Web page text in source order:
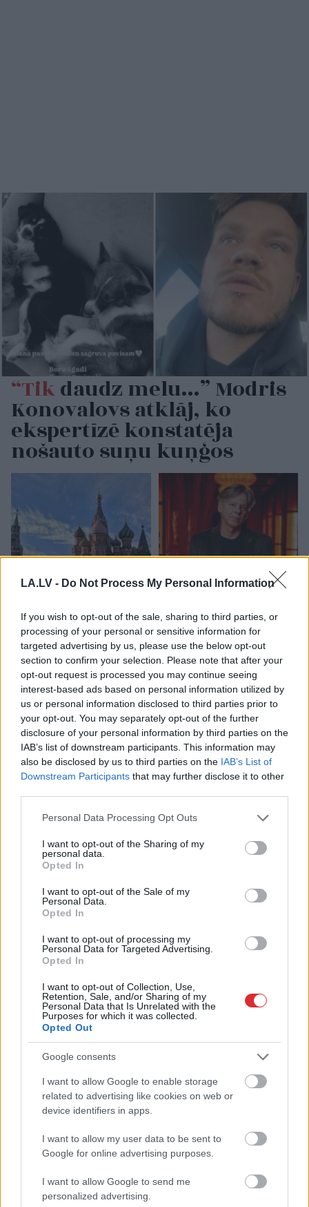
LA.LV - Do Not Process My Personal Information
If you wish to opt-out of the sale, sharing to third parties, or
processing of your personal or sensitive information for
targeted advertising by us, please use the below opt-out
section to confirm your selection. Please note that after your
opt-out request is processed you may continue seeing
interest-based ads based on personal information utilized by
us or personal information disclosed to third parties prior to
your opt-out. You may separately opt-out of the further
disclosure of your personal information by third parties on the
IAB’s list of downstream participants. This information may
also be disclosed by us to third parties on the IAB’s List of
Downstream Participants that may further disclose it to other
Please note that this website/app uses one or more Google
not limited to your visit or usage behaviour. You may click to
grant or deny consent to Google and its third-party tags to
use your data for below specified purposes in below Google
consent section.
Personal Data Processing Opt Outs
I want to opt-out of the Sharing of my
personal data.
Opted In
I want to opt-out of the Sale of my
Personal Data.
Opted In
I want to opt-out of processing my
Personal Data for Targeted Advertising.
Opted In
I want to opt-out of Collection, Use,
Retention, Sale, and/or Sharing of my
Personal Data that Is Unrelated with the
Purposes for which it was collected.
Opted Out
Google consents
I want to allow Google to enable storage
related to advertising like cookies on web or
device identifiers in apps.
I want to allow my user data to be sent to
Google for online advertising purposes.
I want to allow Google to send me
personalized advertising.
“Tikdaudz melu…” Modris
Konovalovs atklāj, ko
ekspertīzē konstatēja
nošauto suņu kuņģos
vilnis: zināms, kas
notiek ar tiem, kuri tās
izvēlas ignorēt
divi cilvēki ar lielu gadu
starpību,” Linda Kalniņa
pirmo reizi publiski
apstiprina laulību ar
Džilindžeru
Kad beidzot varētu būt
gatava “Rail Baltica”
pamattrase? Dubkēvičs
iezīmē iespējamo scenāriju
Pamatīgsreibums! Rīgā
policija aiztur agresīvu
vīrieti, kurš ar
pārvietojās pa
brauktuvi
VIDEO. Fenomenāls
skats! Ukraiņu aktīvists
aizsardzības nozares
amatpersonu
videokonferencē
Atcelt Ziņot